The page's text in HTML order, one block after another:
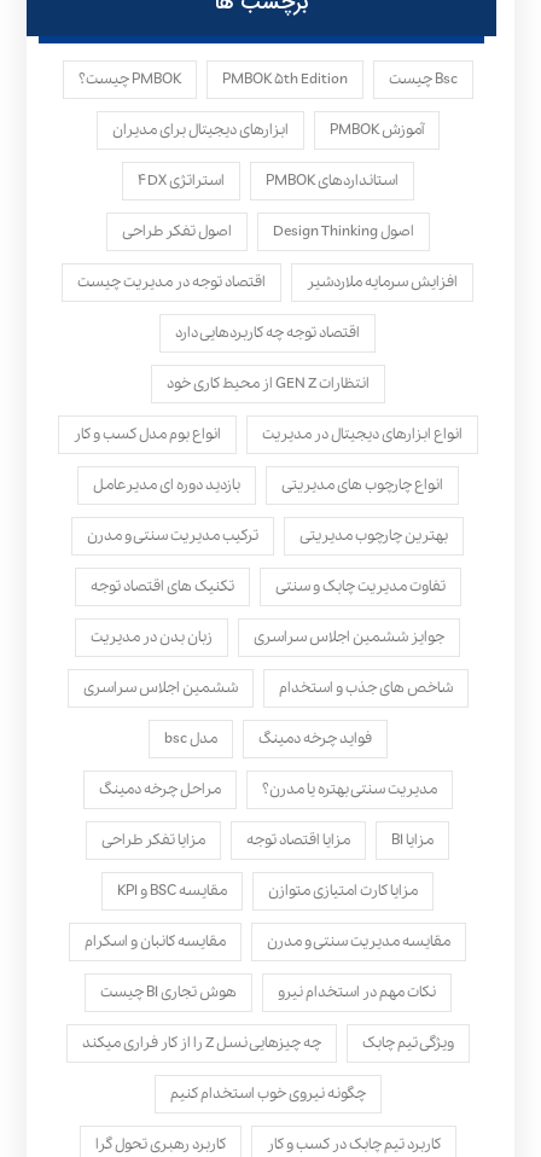
Bsc چیست PMBOK ۵th Edition PMBOK چیست؟
آموزش PMBOK ابزارهای دیجیتال برای مدیران
استانداردهای PMBOK استراتژی ۴DX
اصول Design Thinking اصول تفکر طراحی
افزایش سرمایه ملاردشیر اقتصاد توجه در مدیریت چیست
اقتصاد توجه چه کاربردهایی دارد
انتظارات GEN Z از محیط کاری خود
انواع ابزارهای دیجیتال در مدیریت انواع بوم مدل کسب‌ و کار
انواع چارچوب های مدیریتی بازدید دوره ای مدیرعامل
بهترین چارچوب مدیریتی ترکیب مدیریت سنتی و مدرن
تفاوت مدیریت چابک و سنتی تکنیک های اقتصاد توجه
جوایز ششمین اجلاس سراسری زبان بدن در مدیریت
شاخص های جذب و استخدام ششمین اجلاس سراسری
فواید چرخه دمینگ مدل bsc
مدیریت سنتی بهتره یا مدرن؟ مراحل چرخه دمینگ
مزایا BI مزایا اقتصاد توجه مزایا تفکر طراحی
مزایا کارت امتیازی متوازن مقایسه BSC و KPI
مقایسه مدیریت سنتی و مدرن مقایسه کانبان و اسکرام
نکات مهم در استخدام نیرو هوش تجاری BI چیست
ویژگی تیم چابک چه چیزهایی نسل Z را از کار فراری میکند
چگونه نیروی خوب استخدام کنیم
کاربرد تیم چابک در کسب و کار کاربرد رهبری تحول‌ گرا